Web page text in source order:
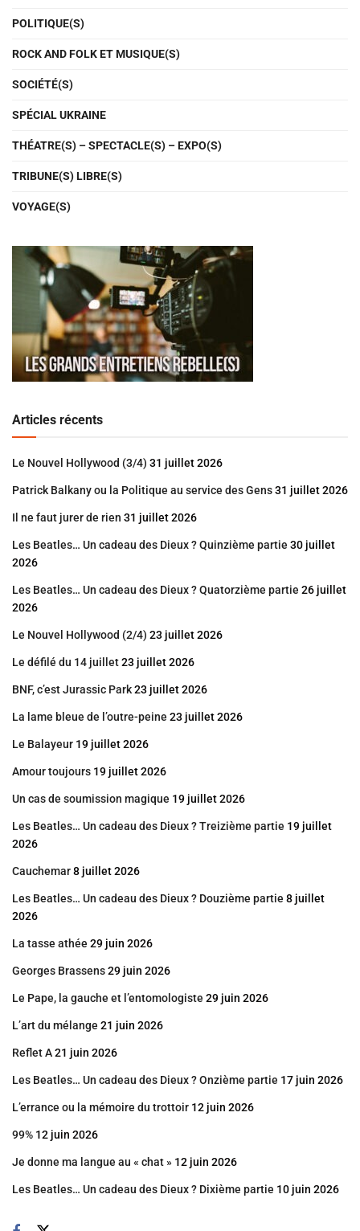
POLITIQUE(S)
ROCK AND FOLK ET MUSIQUE(S)
SOCIÉTÉ(S)
SPÉCIAL UKRAINE
THÉATRE(S) – SPECTACLE(S) – EXPO(S)
TRIBUNE(S) LIBRE(S)
VOYAGE(S)
Articles récents
Le Nouvel Hollywood (3/4) 31 juillet 2026
Patrick Balkany ou la Politique au service des Gens31 juillet 2026
Il ne faut jurer de rien 31 juillet 2026
Les Beatles… Un cadeau des Dieux ? Quinzième partie 30 juillet
2026
Les Beatles… Un cadeau des Dieux ? Quatorzième partie 26 juillet
2026
Le Nouvel Hollywood (2/4) 23 juillet 2026
Le défilé du 14 juillet23 juillet 2026
BNF, c’est Jurassic Park23 juillet 2026
La lame bleue de l’outre-peine 23 juillet 2026
Le Balayeur 19 juillet 2026
Amour toujours 19 juillet 2026
Un cas de soumission magique 19 juillet 2026
Les Beatles… Un cadeau des Dieux ? Treizième partie 19 juillet
2026
Cauchemar8 juillet 2026
Les Beatles… Un cadeau des Dieux ? Douzième partie 8 juillet
2026
La tasse athée 29 juin 2026
Georges Brassens29 juin 2026
Le Pape, la gauche et l’entomologiste 29 juin 2026
L’art du mélange 21 juin 2026
Reflet A21 juin 2026
Les Beatles… Un cadeau des Dieux ? Onzième partie 17 juin 2026
L’errance ou la mémoire du trottoir 12 juin 2026
99% 12 juin 2026
Je donne ma langue au « chat » 12 juin 2026
Les Beatles… Un cadeau des Dieux ? Dixième partie 10 juin 2026